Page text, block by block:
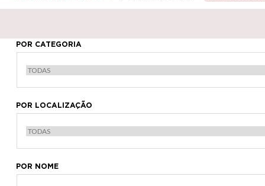
POR CATEGORIA
POR LOCALIZAÇÃO
POR NOME